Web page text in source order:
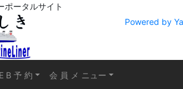
ポータルサイト
Powered by
B 予 約 会 員 メ ニュー